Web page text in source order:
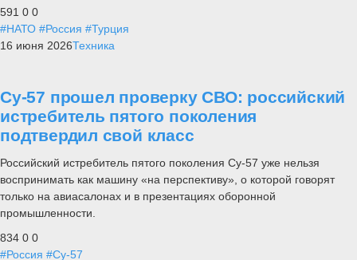
591 0 0
#НАТО #Россия #Турция
16 июня 2026Техника
Су-57 прошел проверку СВО: российский
истребитель пятого поколения
подтвердил свой класс
Российский истребитель пятого поколения Су-57 уже нельзя
воспринимать как машину «на перспективу», о которой говорят
только на авиасалонах и в презентациях оборонной
промышленности.
834 0 0
#Россия #Су-57